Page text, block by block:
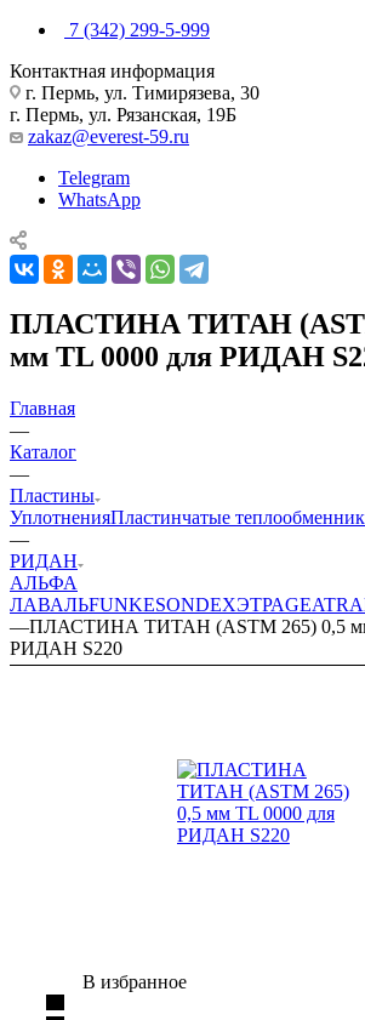
7 (342) 299-5-999
Контактная информация
г. Пермь, ул. Тимирязева, 30
г. Пермь, ул. Рязанская, 19Б
zakaz@everest-59.ru
Telegram
WhatsApp
ПЛАСТИНА ТИТАН
мм TL 0000 для РИДАН
Главная
—
Каталог
—
Пластины
УплотненияПластинчатые
—
РИДАН
АЛЬФА
ЛАВАЛЬFUNKESONDEXЭТРАGEA
—ПЛАСТИНА ТИТАН (ASTM 265) 0,5
РИДАН S220
В избранное